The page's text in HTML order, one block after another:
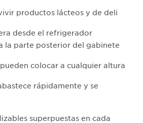
productos lácteos y de deli
desde el refrigerador
la parte posterior del gabinete
colocar a cualquier altura
rápidamente y se
superpuestas en cada